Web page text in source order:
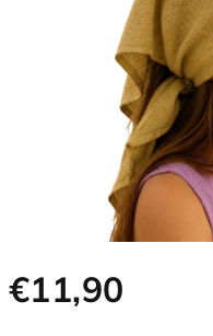
€11,90
hviezdičiek.